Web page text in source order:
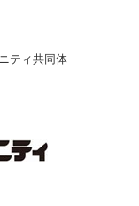
開催されました
ティ共同体